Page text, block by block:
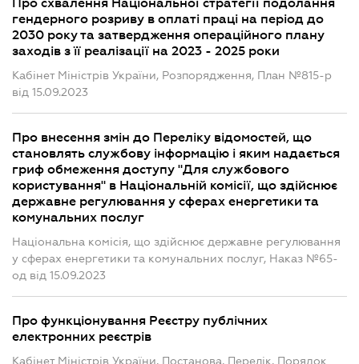
Про схвалення Національної стратегії подолання
гендерного розриву в оплаті праці на період до
2030 року та затвердження операційного плану
заходів з її реалізації на 2023 - 2025 роки
Кабінет Міністрів України, Розпорядження, План №815-р
від 15.09.2023
Про внесення змін до Переліку відомостей, що
становлять службову інформацію і яким надається
гриф обмеження доступу "Для службового
користування" в Національній комісії, що здійснює
державне регулювання у сферах енергетики та
комунальних послуг
Національна комісія, що здійснює державне регулювання
у сферах енергетики та комунальних послуг, Наказ №65-
од від 15.09.2023
Про функціонування Реєстру публічних
електронних реєстрів
Кабінет Міністрів України, Постанова, Перелік, Порядок